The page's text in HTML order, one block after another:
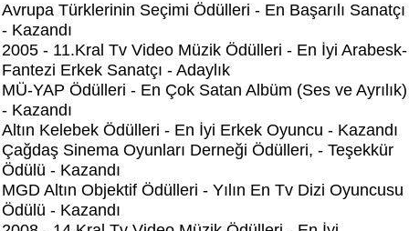
Avrupa Türklerinin Seçimi Ödülleri - En Başarılı Sanatçı
- Kazandı
2005 - 11.Kral Tv Video Müzik Ödülleri - En İyi Arabesk-
Fantezi Erkek Sanatçı - Adaylık
MÜ-YAP Ödülleri - En Çok Satan Albüm (Ses ve Ayrılık)
- Kazandı
Altın Kelebek Ödülleri - En İyi Erkek Oyuncu - Kazandı
Çağdaş Sinema Oyunları Derneği Ödülleri, - Teşekkür
Ödülü - Kazandı
MGD Altın Objektif Ödülleri - Yılın En Tv Dizi Oyuncusu
Ödülü - Kazandı